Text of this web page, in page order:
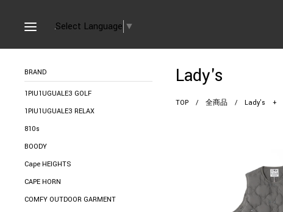
Select Language ▼
BRAND
1PIU1UGUALE3 GOLF
1PIU1UGUALE3 RELAX
810s
BOODY
Cape HEIGHTS
CAPE HORN
COMFY OUTDOOR GARMENT
Lady's
TOP / 全商品 / Lady's +